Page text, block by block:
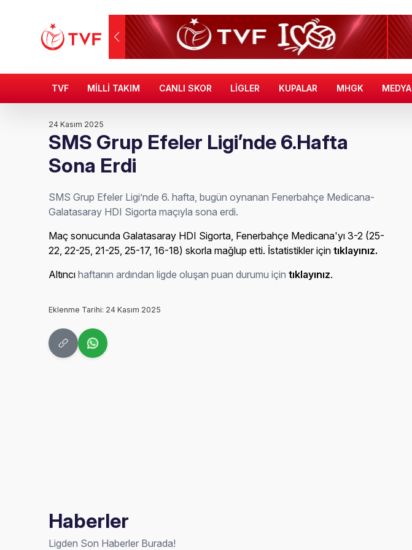
TVF MİLLİ TAKIM CANLI SKOR LİGLER KUPALAR MHGK MEDYA
24 Kasım 2025
SMS Grup Efeler Ligi’nde 6.Hafta
Sona Erdi
SMS Grup Efeler Ligi’nde 6. hafta, bugün oynanan Fenerbahçe Medicana-
Galatasaray HDI Sigorta maçıyla sona erdi.
Maç sonucunda Galatasaray HDI Sigorta, Fenerbahçe Medicana'yı 3-2 (25-
22, 22-25, 21-25, 25-17, 16-18) skorla mağlup etti. İstatistikler içintıklayınız.
Altıncıhaftanın ardından ligde oluşan puan durumu içintıklayınız.
Eklenme Tarihi: 24 Kasım 2025
Haberler
Ligden Son Haberler Burada!